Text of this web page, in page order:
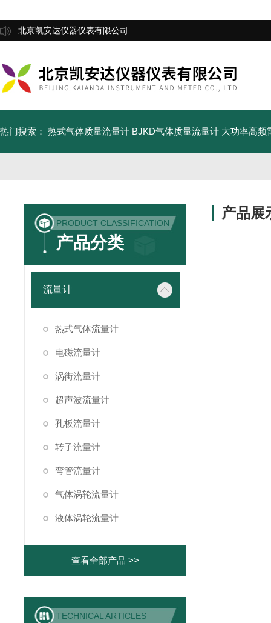
北京凯安达仪器仪表有限公司
热门搜索： 热式气体质量流量计 BJKD气体质量流量计 大功率高频
PRODUCT CLASSIFICATION
产品分类
流量计
热式气体流量计
电磁流量计
涡街流量计
超声波流量计
孔板流量计
转子流量计
弯管流量计
气体涡轮流量计
液体涡轮流量计
查看全部产品 >>
TECHNICAL ARTICLES
产品展